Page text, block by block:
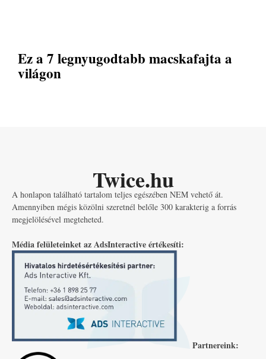
Ez a 7 legnyugodtabb macskafajta a
világon
Twice.hu
A honlapon található tartalom teljes egészében NEM vehető át.
Amennyiben mégis közölni szeretnél belőle 300 karakterig a forrás
megjelölésével megteheted.
Média felületeinket az AdsInteractive értékesíti:
Partnereink: